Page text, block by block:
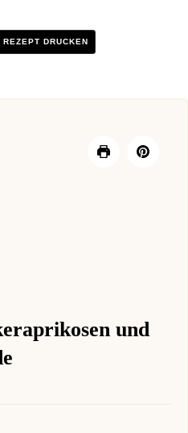
REZEPT DRUCKEN
und